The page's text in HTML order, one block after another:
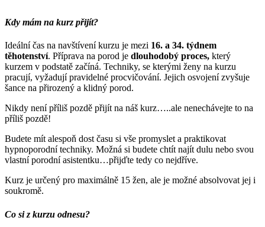
Kdy mám na kurz přijít?
Ideální čas na navštívení kurzu je mezi 16. a 34. týdnem
těhotenství. Příprava na porod je dlouhodobý proces, který
kurzem v podstatě začíná. Techniky, se kterými ženy na kurzu
pracují, vyžadují pravidelné procvičování. Jejich osvojení zvyšuje
šance na přirozený a klidný porod.
Nikdy není příliš pozdě přijít na náš kurz…..ale nenechávejte to na
příliš pozdě!
Budete mít alespoň dost času si vše promyslet a praktikovat
hypnoporodní techniky. Možná si budete chtít najít dulu nebo svou
vlastní porodní asistentku…přijďte tedy co nejdříve.
Kurz je určený pro maximálně 15 žen, ale je možné absolvovat jej i
soukromě.
Co si z kurzu odnesu?